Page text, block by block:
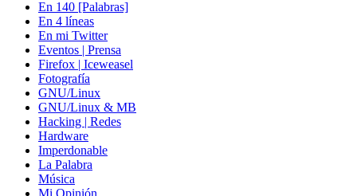
En 140 [Palabras]
En 4 líneas
En mi Twitter
Eventos | Prensa
Firefox | Iceweasel
Fotografía
GNU/Linux
GNU/Linux & MB
Hacking | Redes
Hardware
Imperdonable
La Palabra
Música
Mi Opinión